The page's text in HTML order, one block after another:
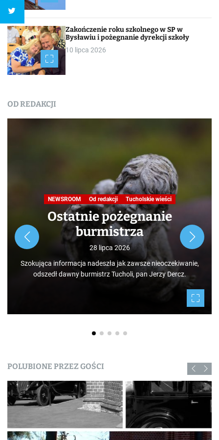
Zakończenie roku szkolnego w SP w
Bysławiu i pożegnanie dyrekcji szkoły
10 lipca 2026
OD REDAKCJI
NEWSROOM Od redakcji Tucholskie wieści
Ostatnie pożegnanie
burmistrza
28 lipca 2026
Szokująca informacja nadeszła jak zawsze nieoczekiwanie,
odszedł dawny burmistrz Tucholi, pan Jerzy Dercz.
POLUBIONE PRZEZ GOŚCI